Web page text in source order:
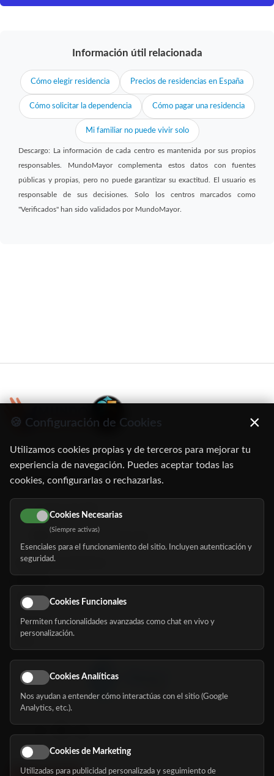
Información útil relacionada
Cómo elegir residencia Precios de residencias en España
Cómo solicitar la dependencia Cómo pagar una residencia
Mi familiar no puede vivir solo
Descargo: La información de cada centro es mantenida por sus propios
responsables. MundoMayor complementa estos datos con fuentes
públicas y propias, pero no puede garantizar su exactitud. El usuario es
responsable de sus decisiones. Solo los centros marcados como
"Verificados" han sido validados por MundoMayor.
C/ Oruro, 11. 28016 Madrid
91 345 06 26
616 113 103
hola@mundomayor.com
Buscador de residencias
Eventos
Nosotros
Síguenos
🍪 Configuración de Cookies ×
Utilizamos cookies propias y de terceros para mejorar tu
experiencia de navegación. Puedes aceptar todas las
cookies, configurarlas o rechazarlas.
Cookies Necesarias
(Siempre activas)
Esenciales para el funcionamiento del sitio. Incluyen autenticación y
seguridad.
Cookies Funcionales
Permiten funcionalidades avanzadas como chat en vivo y
personalización.
Cookies Analíticas
Nos ayudan a entender cómo interactúas con el sitio (Google
Analytics, etc.).
Cookies de Marketing
Utilizadas para publicidad personalizada y seguimiento de